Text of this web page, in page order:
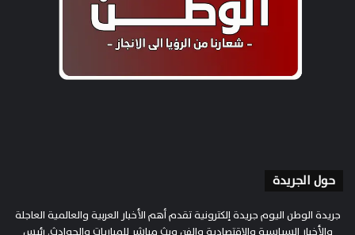
حول الجريدة
جريدة الوطن اليوم جريدة إلكترونية تقدم أهم الأخبار العربية والعالمية العاجلة